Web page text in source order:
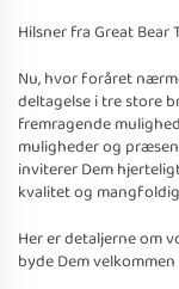
Hilsner fra Great Bear
Nu, hvor foråret
deltagelse i tre store
fremragende
muligheder og
inviterer Dem
kvalitet og
Her er detaljerne om
byde Dem